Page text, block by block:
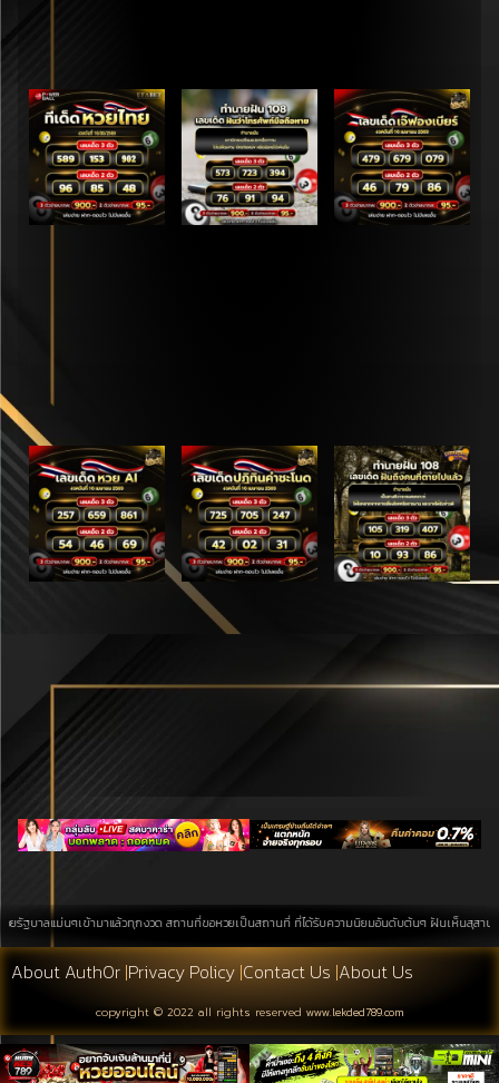
บาลแม่นๆเข้ามาแล้วทุกงวด สถานที่ขอหวยเป็นสถานที่ ที่ได้รับความนิยมอันดับต้นๆ ฝันเห็นสุสา
About Auth0r |Privacy Policy|Contact Us |About Us
copyright © 2022 all rights reserved www.lekded789.com